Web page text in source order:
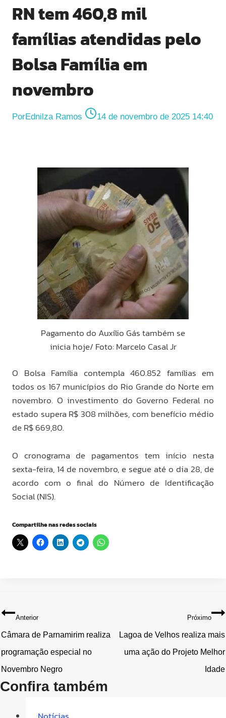
RN tem 460,8 mil
famílias atendidas pelo
Bolsa Família em
novembro
PorEdnilza Ramos 14 de novembro de 2025 14:40
Pagamento do Auxílio Gás também se
inicia hoje/ Foto: Marcelo Casal Jr
O Bolsa Família contempla 460.852 famílias em
todos os 167 municípios do Rio Grande do Norte em
novembro. O investimento do Governo Federal no
estado supera R$ 308 milhões, com benefício médio
de R$ 669,80.
O cronograma de pagamentos tem início nesta
sexta-feira, 14 de novembro, e segue até o dia 28, de
acordo com o final do Número de Identificação
Social (NIS).
Compartilhe nas redes sociais
Navegação
de
Post
Anterior
Câmara de Parnamirim realiza
programação especial no
Novembro Negro
Próximo
Lagoa de Velhos realiza mais
uma ação do Projeto Melhor
Idade
Confira também